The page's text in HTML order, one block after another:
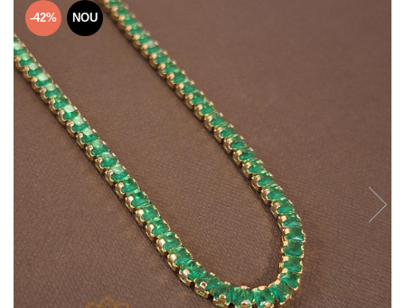
Bijuterii pentru barbati
Inele
Lanturi
Bratari
Talismane
Verighete
Bijuterii din argint placate cu aur
24K
-42% NOU